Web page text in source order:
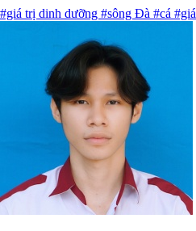
#giá trị dinh dưỡng #sông Đà #cá